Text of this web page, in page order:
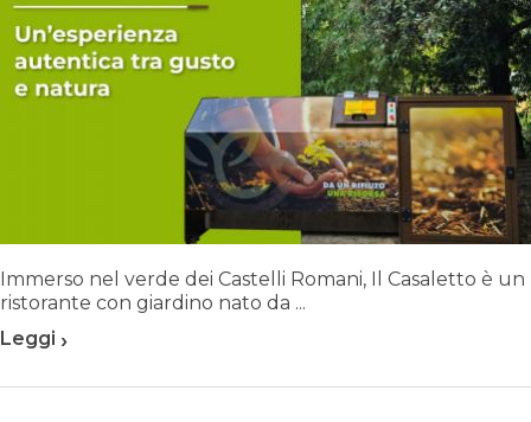
Immerso nel verde dei Castelli Romani, Il Casaletto è un
ristorante con giardino nato da ...
Leggi ›